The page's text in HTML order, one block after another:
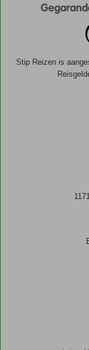
Stip Reizen is